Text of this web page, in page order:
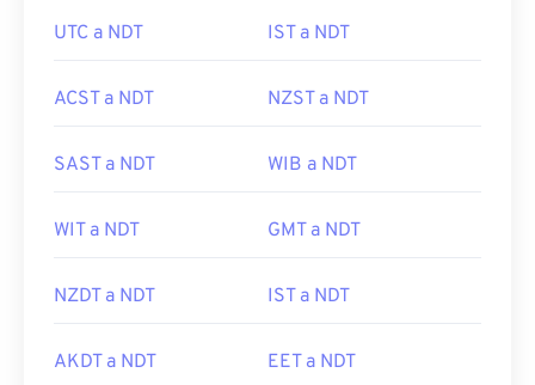
UTC a NDT IST a NDT
ACST a NDT NZST a NDT
SAST a NDT WIB a NDT
WIT a NDT GMT a NDT
NZDT a NDT IST a NDT
AKDT a NDT EET a NDT